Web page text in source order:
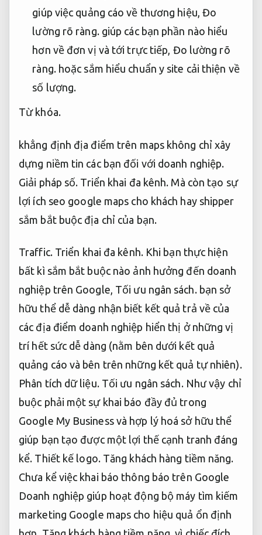
giúp việc quảng cáo về thương hiệu, Đo
lường rõ ràng. giúp các bạn phần nào hiểu
hơn về đơn vị và tới trực tiếp, Đo lường rõ
ràng. hoặc sắm hiểu chuẩn y site cải thiện về
số lượng.
Từ khóa.
khẳng định địa điểm trên maps không chỉ xây
dựng niềm tin các bạn đối với doanh nghiệp.
Giải pháp số. Triển khai đa kênh. Mà còn tạo sự
lợi ích seo google maps cho khách hay shipper
sắm bắt buộc địa chỉ của bạn.
Traffic. Triển khai đa kênh.Khi bạn thực hiện
bất kì sắm bắt buộc nào ảnh hưởng đến doanh
nghiệp trên Google, Tối ưu ngân sách.bạn sở
hữu thể dễ dàng nhận biết kết quả trả về của
các địa điểm doanh nghiệp hiển thị ở những vị
trí hết sức dễ dàng (nằm bên dưới kết quả
quảng cáo và bên trên những kết quả tự nhiên).
Phân tích dữ liệu. Tối ưu ngân sách.Như vậy chỉ
buộc phải một sự khai báo đầy đủ trong
Google My Business và hợp lý hoá sở hữu thể
giúp bạn tạo được một lợi thế cạnh tranh đáng
kể. Thiết kế logo. Tăng khách hàng tiềm năng.
Chưa kể việc khai báo thông báo trên Google
Doanh nghiệp giúp hoạt động bộ máy tìm kiếm
marketing Google maps cho hiệu quả ổn định